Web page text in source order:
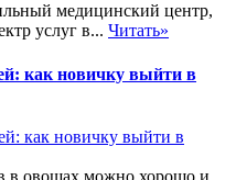
медицинский центр,
услуг в... Читать»
как новичку выйти в
в овощах можно хорошо и